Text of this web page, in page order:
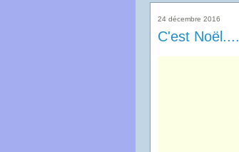
24 décembre 2016
C'est Noël....